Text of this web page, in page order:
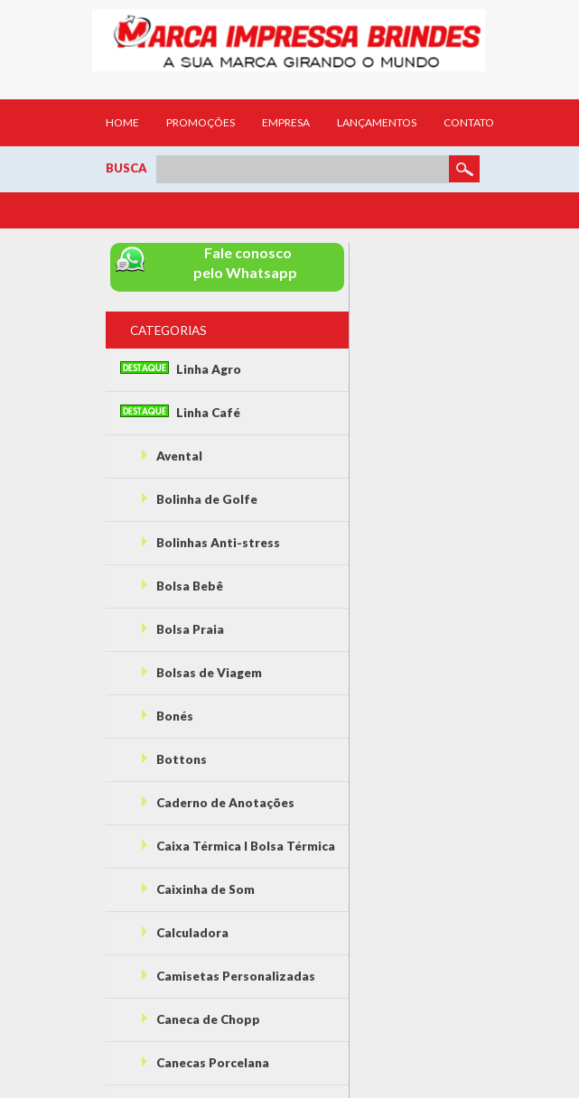
HOME PROMOÇÕES EMPRESA LANÇAMENTOS CONTATO
BUSCA
Fale conosco
pelo Whatsapp
CATEGORIAS
Linha Agro
Linha Café
Avental
Bolinha de Golfe
Bolinhas Anti-stress
Bolsa Bebê
Bolsa Praia
Bolsas de Viagem
Bonés
Bottons
Caderno de Anotações
Caixa Térmica l Bolsa Térmica
Caixinha de Som
Calculadora
Camisetas Personalizadas
Caneca de Chopp
Canecas Porcelana